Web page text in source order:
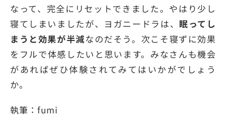
なって、完全にリセットできました。やはり少し
寝てしまいましたが、ヨガニードラは、 眠ってし
まうと効果が半減なのだそう。次こそ寝ずに効果
をフルで体感したいと思います。みなさんも機会
があればぜひ体験されてみてはいかがでしょう
か。
執筆：fumi